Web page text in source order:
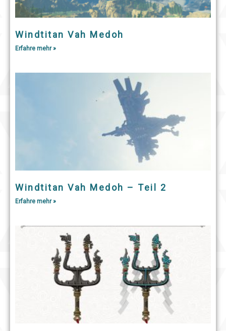
Windtitan Vah Medoh
Erfahre mehr »
Windtitan Vah Medoh – Teil 2
Erfahre mehr »